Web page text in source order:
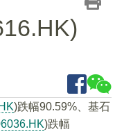
)跌幅90.59%、基石
)跌幅